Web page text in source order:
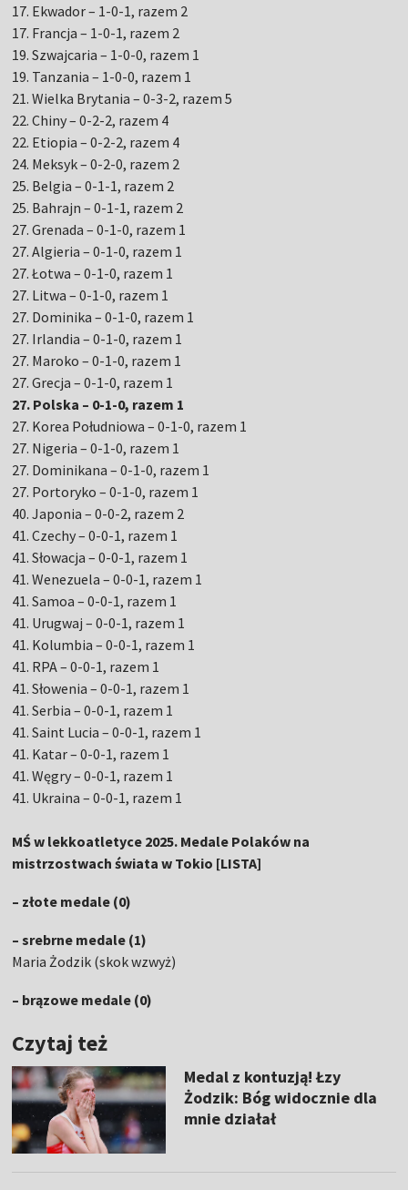
17. Ekwador – 1-0-1, razem 2
17. Francja – 1-0-1, razem 2
19. Szwajcaria – 1-0-0, razem 1
19. Tanzania – 1-0-0, razem 1
21. Wielka Brytania – 0-3-2, razem 5
22. Chiny – 0-2-2, razem 4
22. Etiopia – 0-2-2, razem 4
24. Meksyk – 0-2-0, razem 2
25. Belgia – 0-1-1, razem 2
25. Bahrajn – 0-1-1, razem 2
27. Grenada – 0-1-0, razem 1
27. Algieria – 0-1-0, razem 1
27. Łotwa – 0-1-0, razem 1
27. Litwa – 0-1-0, razem 1
27. Dominika – 0-1-0, razem 1
27. Irlandia – 0-1-0, razem 1
27. Maroko – 0-1-0, razem 1
27. Grecja – 0-1-0, razem 1
27. Polska – 0-1-0, razem 1
27. Korea Południowa – 0-1-0, razem 1
27. Nigeria – 0-1-0, razem 1
27. Dominikana – 0-1-0, razem 1
27. Portoryko – 0-1-0, razem 1
40. Japonia – 0-0-2, razem 2
41. Czechy – 0-0-1, razem 1
41. Słowacja – 0-0-1, razem 1
41. Wenezuela – 0-0-1, razem 1
41. Samoa – 0-0-1, razem 1
41. Urugwaj – 0-0-1, razem 1
41. Kolumbia – 0-0-1, razem 1
41. RPA – 0-0-1, razem 1
41. Słowenia – 0-0-1, razem 1
41. Serbia – 0-0-1, razem 1
41. Saint Lucia – 0-0-1, razem 1
41. Katar – 0-0-1, razem 1
41. Węgry – 0-0-1, razem 1
41. Ukraina – 0-0-1, razem 1
MŚ w lekkoatletyce 2025. Medale Polaków na
mistrzostwach świata w Tokio [LISTA]
– złote medale (0)
– srebrne medale (1)
Maria Żodzik (skok wzwyż)
– brązowe medale (0)
Czytaj też
Medal z kontuzją! Łzy
Żodzik: Bóg widocznie dla
mnie działał